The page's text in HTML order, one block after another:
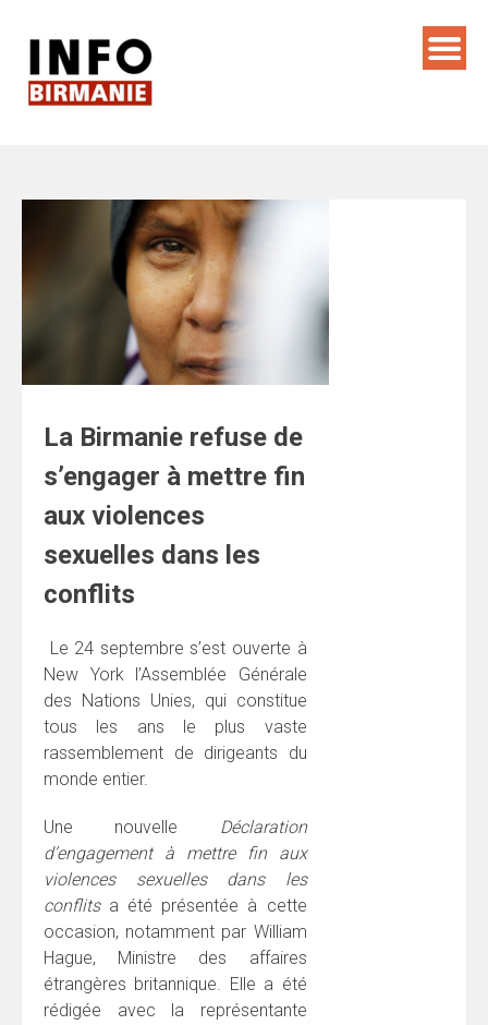
La Birmanie refuse de
s’engager à mettre fin
aux violences
sexuelles dans les
conflits
Le 24 septembre s’est ouverte à
New York l’Assemblée Générale
des Nations Unies, qui constitue
tous les ans le plus vaste
rassemblement de dirigeants du
monde entier.
Une nouvelle Déclaration
d’engagement à
mettre
fin aux
violences sexuelles dans les
conflitsa été présentée à cette
occasion, notamment par William
Hague, Ministre des affaires
étrangères britannique. Elle a été
rédigée avec la représentante